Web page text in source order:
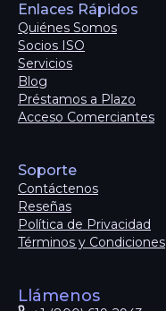
Enlaces Rápidos
Quiénes Somos
Socios ISO
Servicios
Blog
Préstamos a Plazo
Acceso Comerciantes
Soporte
Contáctenos
Reseñas
Política de Privacidad
Términos y Condiciones
Llámenos